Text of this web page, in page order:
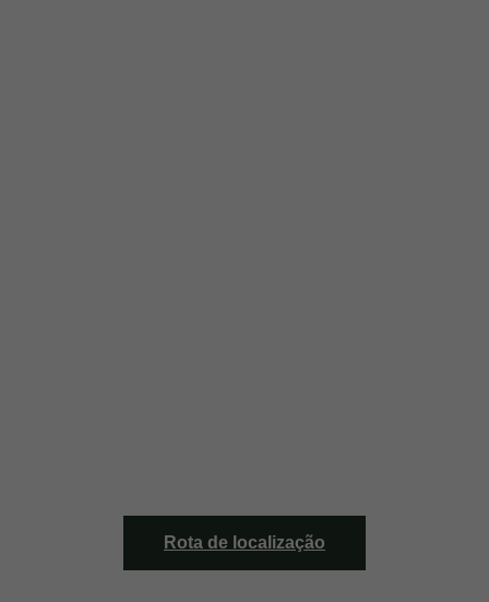
Rota de localização